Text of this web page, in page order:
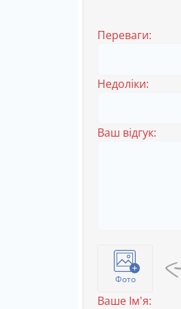
Переваги:
Недоліки:
Ваш відгук:
Фото
Ваше Ім'я: